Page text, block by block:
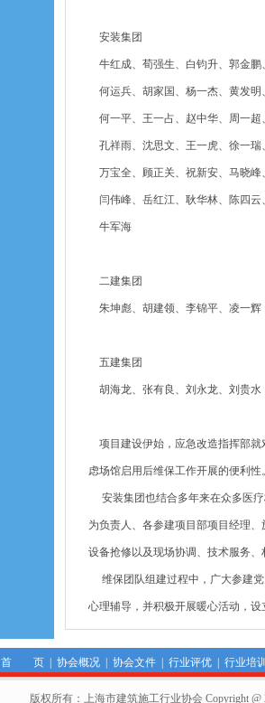
安装集团
牛红成、荀强生、白钧升、郭金鹏
何运兵、胡家国、杨一杰、黄发明
何一平、王一占、赵中华、周一超
孔祥雨、沈思文、王一虎、徐一瑞
万宝全、顾正关、祝新安、马晓峰
闫伟峰、岳红江、耿华林、陈四云
牛军海
二建集团
朱坤彪、胡建领、李锦平、凌一辉
五建集团
胡海龙、张有良、刘永龙、刘贵水
项目建设伊始，应急改造指挥部就
虑场馆启用后维保工作开展的便利性
安装集团也结合多年来在众多医疗
为负责人、各参建项目部项目经理
设备抢修以及现场协调、技术服务、
维保团队组建过程中，广大参建党
心理辅导，并积极开展暖心活动，
首 页| 协会概况| 协会文件| 行业评优| 行业培
版权所有：上海市建筑施工行业协会 Copyright @